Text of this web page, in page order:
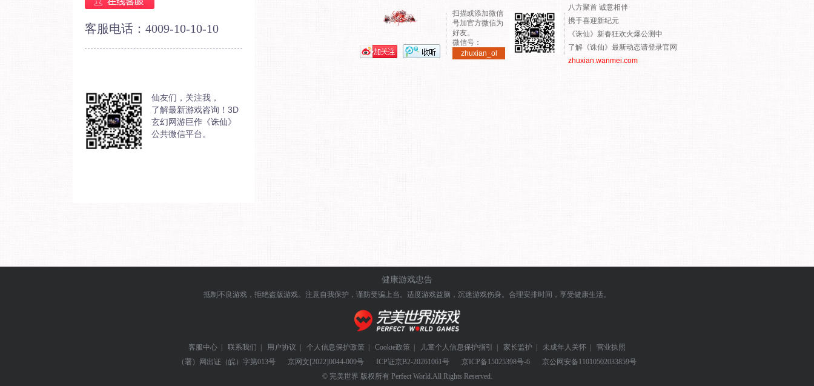
客服电话：4009-10-10-10
仙友们，关注我，
了解最新游戏咨询！3D
玄幻网游巨作《诛仙》
公共微信平台。
扫描或添加微信
号加官方微信为
好友。
微信号：
zhuxian_ol
八方聚首 诚意相伴
携手喜迎新纪元
《诛仙》新春狂欢火爆公测中
了解《诛仙》最新动态请登录官网
zhuxian.wanmei.com
健康游戏忠告
抵制不良游戏，拒绝盗版游戏。注意自我保护，谨防受骗上当。 适度游戏益脑，沉迷游戏伤身。合理安排时间，享受健康生活。
客服中心 | 联系我们 | 用户协议 | 个人信息保护政策 | Cookie政策 | 儿童个人信息保护指引 | 家长监护 | 未成年人关怀 |
营业执照
（署）网出证（皖）字第013号
京网文[2022]0044-009号 ICP证京B2-20261061号 京ICP备15025398号-6 京公网安备11010502033859号
© 完美世界 版权所有 Perfect World.All Rights Reserved.